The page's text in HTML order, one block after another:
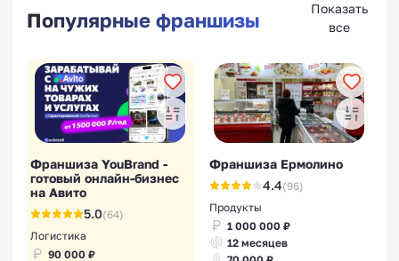
Популярные франшизы
Показать
все
Франшиза YouBrand -
готовый онлайн-бизнес
на Авито
5.0(64)
Логистика
90 000 ₽
Франшиза Ермолино
4.4(96)
Продукты
1 000 000 ₽
12 месяцев